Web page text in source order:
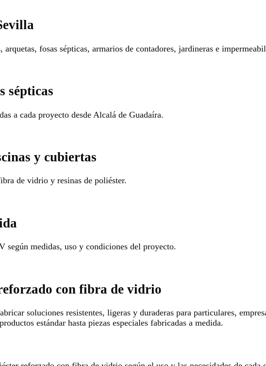
fosas sépticas, armarios de contadores, jardineras e
sépticas
a cada proyecto desde Alcalá de Guadaíra.
y cubiertas
de vidrio y resinas de poliéster.
según medidas, uso y condiciones del proyecto.
con fibra de vidrio
soluciones resistentes, ligeras y duraderas para particulares,
estándar hasta piezas especiales fabricadas a medida.